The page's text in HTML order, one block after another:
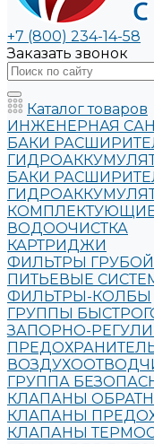
+7 (800) 234-14-58
Заказать звонок
Каталог товаров
ИНЖЕНЕРНАЯ
БАКИ
БАКИ
ВОДООЧИСТКА
КАРТРИДЖИ
ФИЛЬТРЫ
ПИТЬЕВЫЕ
ФИЛЬТРЫ-КОЛБЫ
ГРУППЫ
ЗАПОРНО-
ГРУППА
КЛАПАНЫ
КЛАПАНЫ
КЛАПАНЫ